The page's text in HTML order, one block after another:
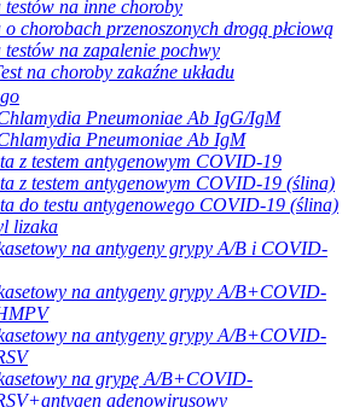
testów na inne choroby
o chorobach przenoszonych drogą płciową
testów na zapalenie pochwy
na choroby zakaźne układu
Pneumoniae Ab IgG/IgM
Pneumoniae Ab IgM
z testem antygenowym COVID-19
z testem antygenowym COVID-19 (ślina)
do testu antygenowego COVID-19 (ślina)
lizaka
na antygeny grypy A/B i COVID-
na antygeny grypy A/B+COVID-
na antygeny grypy A/B+COVID-
na grypę A/B+COVID-
adenowirusowy